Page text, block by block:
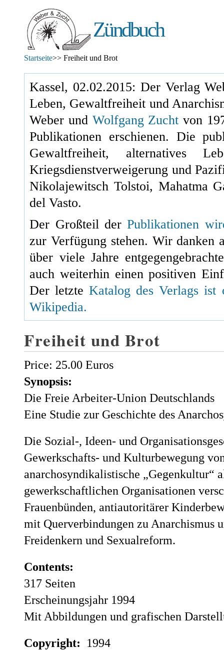
Zündbuch
Startseite>> Freiheit und Brot
Kassel, 02.02.2015: Der Verlag
Leben, Gewaltfreiheit und
Weber und Wolfgang Zucht von
Publikationen erschienen. Die
Gewaltfreiheit, alternatives
Kriegsdienstverweigerung und
Nikolajewitsch Tolstoi, Mahatma
del Vasto.
Der Großteil derPublikationen
zur Verfügung stehen. Wir danken
über viele Jahre
auch weiterhin einen positiven
Der letzteKatalog des Verlags ist
Wikipedia.
Freiheit und Brot
Price: 25.00 Euros
Synopsis:
Die Freie Arbeiter-Union Deutschlands
Eine Studie zur Geschichte des
Die Sozial-, Ideen- und
Gewerkschafts- und Kulturbewegung
anarchosyndikalistische „Gegenkultur“
gewerkschaftlichen Organisationen
Frauenbünden, antiautoritärer
mit Querverbindungen zu Anarchismus
Freidenkern und Sexualreform.
Contents:
317 Seiten
Erscheinungsjahr 1994
Mit Abbildungen und grafischen
Copyright: 1994